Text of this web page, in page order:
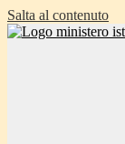
Salta al contenuto